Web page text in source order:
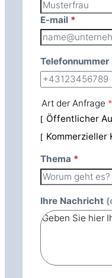
E-mail *
Telefonnummer
Art der Anfrage *
Öffentlicher
Kommerzieller
Thema *
Ihre Nachricht